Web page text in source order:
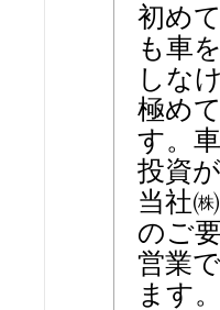
初め
も車
しな
極め
す。
投資
当社
のご
営業
ます。